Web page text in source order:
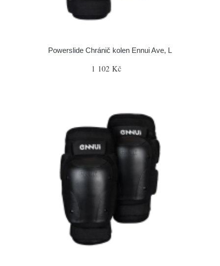
Powerslide Chránič kolen Ennui Ave, L
1 102 Kč